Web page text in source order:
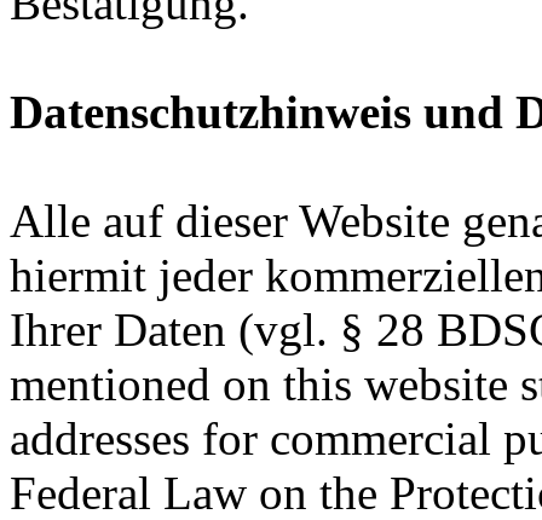
Datenschutzhinweis und
Alle auf dieser Website
hiermit jeder
Ihrer Daten (vgl. § 28
mentioned on this website
addresses for commercial
Federal Law on the